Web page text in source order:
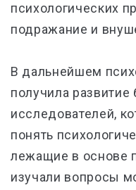
психологических
подражание и
В дальнейшем
получила развитие
исследователей,
понять
лежащие в основе
изучали вопросы